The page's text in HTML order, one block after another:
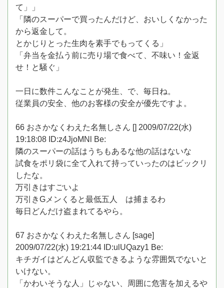
て」」
「隣のスーパーで買ったんだけど、おいしくなかった
から返金して。
とかじりとった生肉を素手でもってくる」
「弁当を金払う前に売り場で食べて、不味い！金返
せ！と騒ぐ」
一日に数件こんなことが発生、で、毎日ね。
従業員の安全、他のお客様の安全が優先ですよ。
66 おさかなくわえた名無しさん [] 2009/07/22(水)
19:18:08 ID:z4JjoMNl Be:
隣のスーパーの話はうちもあるな他の話はないな
試食をポリ袋に全て入れて持っていったのはビックリ
したな。
万引きはすごいよ
万引きGメンくると最低五人 は捕まるわ
毎日どんだけ盗まれてるやら。
67 おさかなくわえた名無しさん [sage]
2009/07/22(水) 19:21:44 ID:ulUQazy1 Be:
キチガイはどんどん収監できるような雰囲気でないと
いけない。
「かわいそうな人」じゃない、周囲に危害を加えるや